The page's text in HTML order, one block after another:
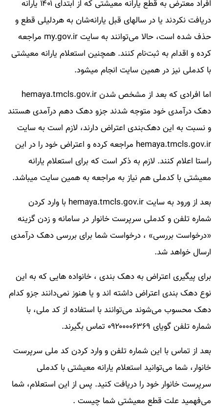
افراد معترض به قطع یارانه معیشتی که از ابتدای ۱۴۰۱ یارانه
دریافت نکردند یا در سالهای قبل یارانه‌شان به هردلیلی قطع و
حذف شده است، حالا می‌توانند به سایت my.gov.ir مراجعه
کرده و اقدام به ثبت‌نام کنند. همچنین استعلام یارانه معیشتی
با کدملی نیز در همین سایت انجام میشود.
اما افرادی که بعد از مشخص شدن hemaya.tmcls.gov.ir
دهک درآمدی خود متوجه شدند جزو دهک دهم درآمدی هستند
و نسبت به این دهک‌بندی اعتراض دارند، لازم است به سایت
hemaya.tmcls.gov.ir مراجعه کرده و اعتراض خود را در این
راستا اعلام کنند. لازم به ذکر است که برای استعلام یارانه
معیشتی با کدملی هم نیاز به مراجعه به همین سایت میباشد.
بعد از ورود به سایت hemaya.tmcls.gov.ir با وارد کردن
شماره تلفن و کدملی سرپرست خانوار در سامانه و زدن گزینه
«درخواست بررسی» ، درخواست شما برای بررسی دهک درآمدی
ارسال خواهد شد.
برای پیگیری اعتراض به دهک بندی ، خانواده هایی که به این
نوع دهک بندی اعتراض داشته اند و یا هنوز نمی‌دانند جزو کدام
دهک محسوب می‌شوند می‌توانند با استفاده از کد ملی، با
شماره تلفن گویای ۰۹۲۰۰۰۰۶۳۶۹ تماس بگیرند.
بعد از تماس با این شماره تلفن و وارد کردن کد ملی سرپرست
خانوار، شما می‌توانید استعلام یارانه معیشتی با کدملی
سرپرست خانوار خود را دریافت کنید. پس از این استعلام، شما
می‌فهمید علت قطع معیشتی شما چیست .